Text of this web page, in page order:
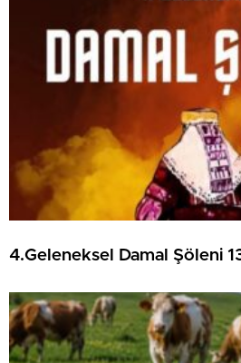
4.Geleneksel Damal Şöleni